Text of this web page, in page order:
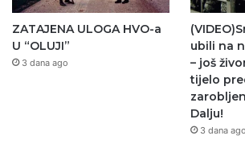
ZATAJENA ULOGA HVO-a
U “OLUJI”
3 dana ago
ubili na
– još
tijelo
Dalju!
3 dana ago